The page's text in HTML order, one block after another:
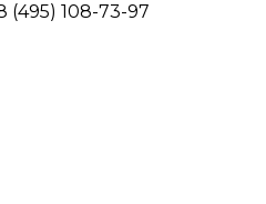
108-73-97